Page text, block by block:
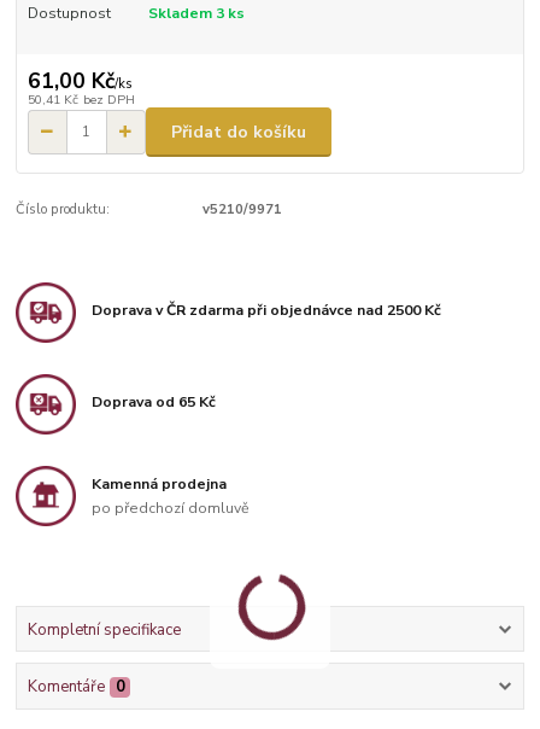
Dostupnost Skladem 3 ks
61,00 Kč/ks
50,41 Kč bez DPH
Přidat do košíku
Číslo produktu: v5210/9971
Doprava v ČR zdarma při objednávce nad 2500 Kč
Doprava od 65 Kč
Kamenná prodejna
po předchozí domluvě
Kompletní specifikace
Komentáře 0